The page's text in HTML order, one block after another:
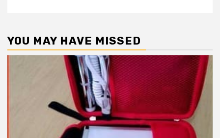
YOU MAY HAVE MISSED